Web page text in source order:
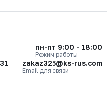
пн-пт 9:00 - 18:00
Режим работы
zakaz325@ks-rus.com
Email для связи